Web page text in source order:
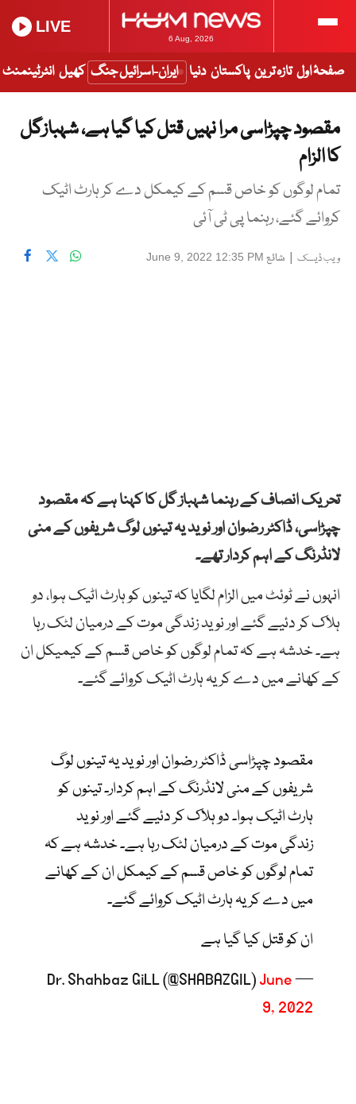
6 Aug, 2026
LIVE
صفحۂ اول تازہ ترین پاکستان دنیا ایران-اسرائیل جنگ کھیل انٹرٹینمنٹ
مقصود چپڑاسی مرا نہیں قتل کیا گیا ہے، شہبازگل
کا الزام
تمام لوگوں کو خاص قسم کے کیمکل دے کر ہارٹ اٹیک
کروائے گئے، رہنما پی ٹی آئی
ویب ڈیسک | شائع June 9, 2022 12:35 PM
تحریک انصاف کے رہنما شہباز گل کا کہنا ہے کہ مقصود
چپڑاسی، ڈاکٹر رضوان اور نوید یہ تینوں لوگ شریفوں کے منی
لانڈرنگ کے اہم کردار تھے۔
انہوں نے ٹوئٹ میں الزام لگایا کہ تینوں کو ہارٹ اٹیک ہوا، دو
ہلاک کر دئیے گئے اور نوید زندگی موت کے درمیان لٹک رہا
ہے۔ خدشہ ہے کہ تمام لوگوں کو خاص قسم کے کیمیکل ان
کے کھانے میں دے کر یہ ہارٹ اٹیک کروائے گئے۔
مقصود چپڑاسی ڈاکٹر رضوان اور نوید یہ تینوں لوگ
شریفوں کے منی لانڈرنگ کے اہم کردار۔ تینوں کو
ہارٹ اٹیک ہوا۔ دو ہلاک کر دئیے گئے اور نوید
زندگی موت کے درمیان لٹک رہا ہے۔ خدشہ ہے کہ
تمام لوگوں کو خاص قسم کے کیمکل ان کے کھانے
میں دے کر یہ ہارٹ اٹیک کروائے گئے۔
ان کو قتل کیا گیا ہے
— Dr. Shahbaz GiLL (@SHABAZGIL)
June
9, 2022